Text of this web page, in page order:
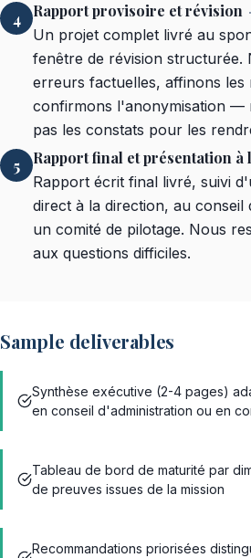
4 Rapport provisoire et révision
Un projet complet livré au
fenêtre de révision structurée.
erreurs factuelles, affinons les
confirmons l'anonymisation —
pas les constats pour les
5 Rapport final et présentation
Rapport écrit final livré, suivi
direct à la direction, au conseil
un comité de pilotage. Nous
aux questions difficiles.
Sample deliverables
Synthèse exécutive (2-4 pages)
en conseil d'administration ou en
Tableau de bord de maturité par
de preuves issues de la mission
Recommandations priorisées